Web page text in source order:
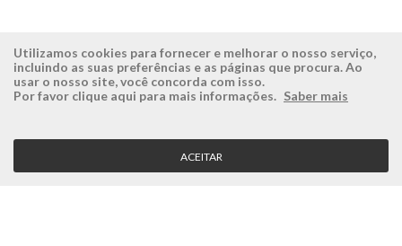
ÉSISTEMAS
Empresa
Visão, Missão e Valores
ÁREA RESERVADA
Login
Recuperar Password
Utilizamos cookies para fornecer e melhorar o nosso serviço,
incluindo as suas preferências e as páginas que procura. Ao
usar o nosso site, você concorda com isso.
Por favor clique aqui para mais informações. Saber mais
ACEITAR